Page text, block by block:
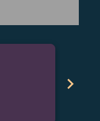
chevron_right